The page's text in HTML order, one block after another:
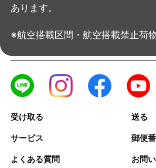
あります。
※航空搭載区間・航空搭載禁止荷
受け取る 送る
サービス 郵便
よくある質問 お問